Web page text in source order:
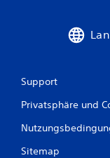
Support
Privatsphäre und
Sitemap